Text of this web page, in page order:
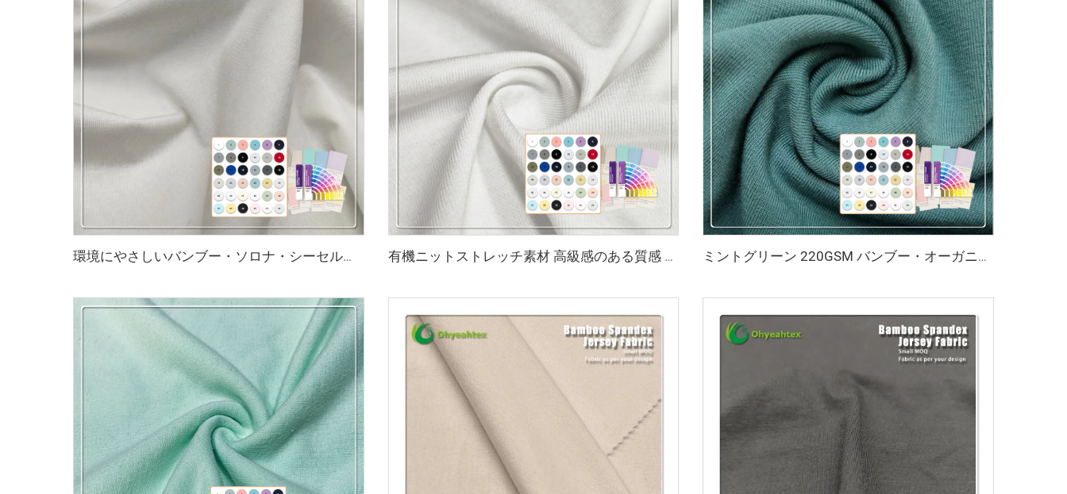
環境にやさしいバンブー・ソロナ・シーセル・スパンデックス シングルジャージ生地 抗菌 吸湿性 通気性 アパレル用 有機ニットストレッチ素材 高級感のある質感 45%バンブー 20%シーセル 29%ソロナ 6%スパンデックス 環境にやさしい生地 2023年版（アクティブウェア・Tシャツ用） ミントグリーン 220GSM バンブー・オーガニックコットン・スパンデックス ジャージ生地（アパレル・スポーツウェア用、抗菌・環境にやさしい仕様）